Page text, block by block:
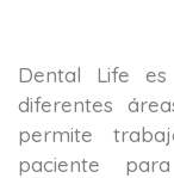
Dental Life
diferentes
permite
paciente